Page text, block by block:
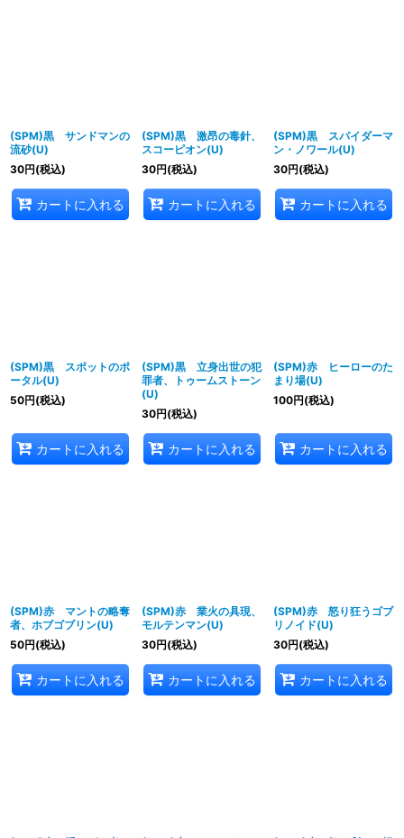
(SPM)黒 サンドマンの
流砂(U)
30円(税込)
カートに入れる
(SPM)黒 激昂の毒針、
スコーピオン(U)
30円(税込)
カートに入れる
(SPM)黒 スパイダーマ
ン・ノワール(U)
30円(税込)
カートに入れる
(SPM)黒 スポットのポ
ータル(U)
50円(税込)
カートに入れる
(SPM)黒 立身出世の犯
罪者、トゥームストーン
(U)
30円(税込)
カートに入れる
(SPM)赤 ヒーローのた
まり場(U)
100円(税込)
カートに入れる
(SPM)赤 マントの略奪
者、ホブゴブリン(U)
50円(税込)
カートに入れる
(SPM)赤 業火の具現、
モルテンマン(U)
30円(税込)
カートに入れる
(SPM)赤 怒り狂うゴブ
リノイド(U)
30円(税込)
カートに入れる